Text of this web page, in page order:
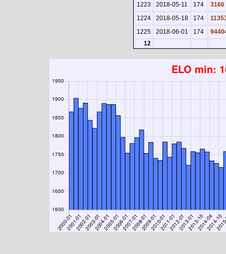
1223
2018-05-11 174
3166
1224
2018-05-18 174
1225
2018-06-01 174
12